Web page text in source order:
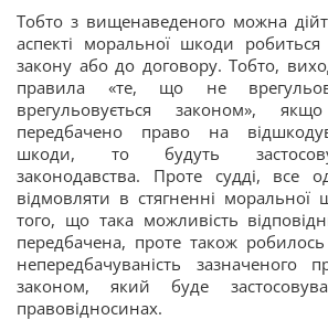
Тобто з вищенаведеного можна
аспекті моральної шкоди
закону або до договору. Тобто,
правила «те, що не
врегульовується законом»,
передбачено право на
шкоди, то будуть
законодавства. Проте судді, все
відмовляти в стягненні моральної
того, що така можливість
передбачена, проте також
непередбачуваність зазначеного
законом, який буде
правовідносинах.